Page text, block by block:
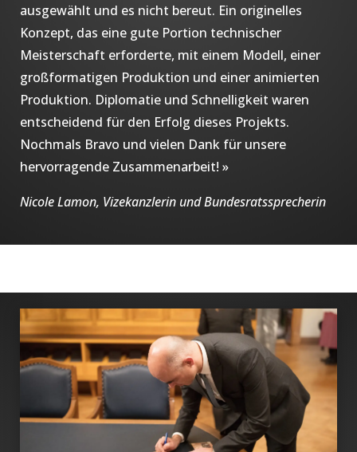
ausgewählt und es nicht bereut. Ein originelles
Konzept, das eine gute Portion technischer
Meisterschaft erforderte, mit einem Modell, einer
großformatigen Produktion und einer animierten
Produktion. Diplomatie und Schnelligkeit waren
entscheidend für den Erfolg dieses Projekts.
Nochmals Bravo und vielen Dank für unsere
hervorragende Zusammenarbeit! »
Nicole Lamon, Vizekanzlerin und Bundesratssprecherin